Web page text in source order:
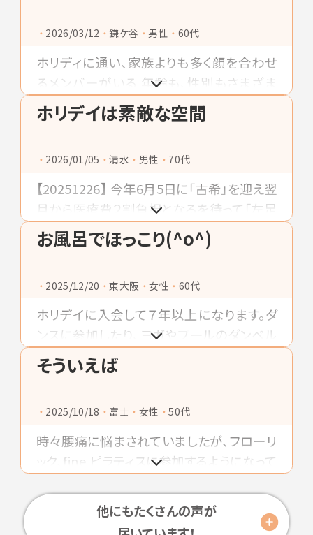
2026/03/12 鎌ケ谷 男性 60代
ホリディに通い、家族よりも多く顔を合わせ
るメンバーがいる 年齢も、性別もさまざま
名前も知らない人さえいるけど なんとなく
顔を見ないと心配になったりして そんなメ
ホリデイは素敵な空間
2026/01/05 清水 男性 70代
【20251226】 今年6月5日に「古希」を迎え翌
月から医療費２割負担となるを待って「左足
下肢静脈瘤ｶﾃｰﾃﾙ手術」や「左足裏イボ除
去」「右目眼底出血ﾚｰｻﾞｰ治療」「３年周期で
て続けに実施してカラダのﾒﾝﾃﾅﾝｽしました❗️
それと同時に日課のリハビリとストレス解消
兼ねたホリデイ通いを続ける毎日に感謝で
すネ❗
お風呂でほっこり(^o^)
2025/12/20 東大阪 女性 60代
ホリデイに入会して７年以上になります。ダ
ンスに参加したり、ヨガやプールのダンベル
運動など行くたびに何をしようか楽しみでワ
クワクしながら身体を鍛えてます。運動終わ
かってほっこりして癒されます＼(^o^)／
そういえば
2025/10/18 富士 女性 50代
時々腰痛に悩まされていましたが、フローリ
ック、fine ピラティスに参加するようになって
しくトレーニングを続けられるのでおすすめ
他にもたくさんの声が